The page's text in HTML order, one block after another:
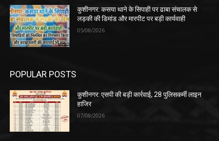
कुशीनगर: कसया थाने के सिपाही पर ढाबा संचालक से
लड़की की डिमांड और मारपीट पर बड़ी कार्यवाही
05/08/2026
POPULAR POSTS
कुशीनगर: एसपी की बड़ी कार्रवाई, 28 पुलिसकर्मी लाइन
हाजिर
07/08/2026